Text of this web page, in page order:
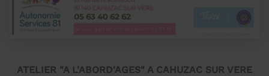
ATELIER "A L'ABORD'AGES" A CAHUZAC SUR VERE